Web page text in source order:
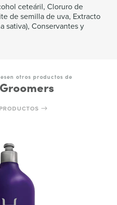
ceteáril, Cloruro de
de semilla de uva, Extracto
sativa), Conservantes y
otros productos de